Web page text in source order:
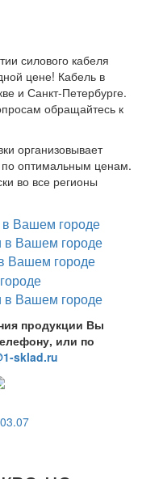
силового кабеля
цене! Кабель в
и Санкт-Петербурге.
обращайтесь к
организовывает
по оптимальным ценам.
во все регионы
продукции Вы
или по
sklad.ru